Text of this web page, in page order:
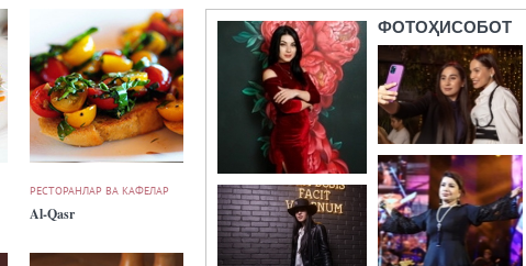
РЕСТОРАНЛАР ВА КАФЕЛАР
Al-Qasr
ФОТОҲИСОБОТ